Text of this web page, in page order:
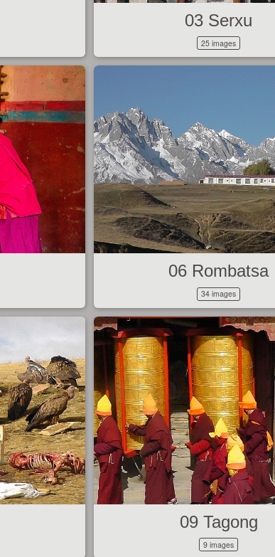
03 Serxu
25 images
06 Rombatsa
34 images
09 Tagong
9 images